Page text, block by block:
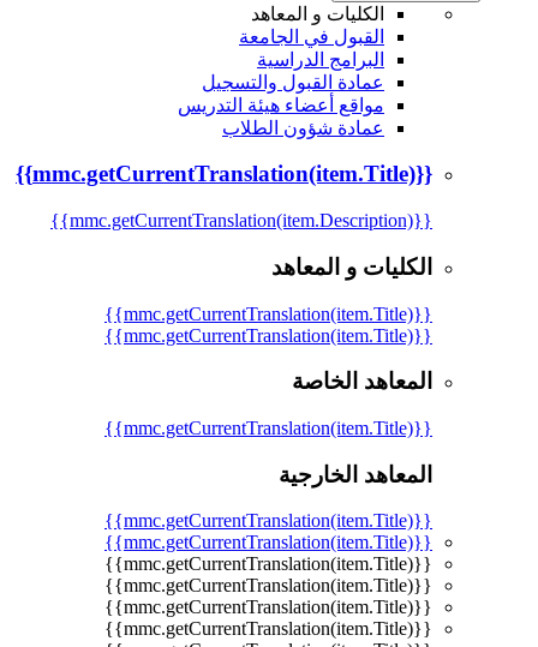
الكليات و المعاهد
القبول في الجامعة
البرامج الدراسية
عمادة القبول والتسجيل
مواقع أعضاء هيئة التدريس
عمادة شؤون الطلاب
{{mmc.getCurrentTranslation(item.Title)}}
{{mmc.getCurrentTranslation(item.Description)}}
الكليات و المعاهد
{{mmc.getCurrentTranslation(item.Title)}}
{{mmc.getCurrentTranslation(item.Title)}}
المعاهد الخاصة
{{mmc.getCurrentTranslation(item.Title)}}
المعاهد الخارجية
{{mmc.getCurrentTranslation(item.Title)}}
{{mmc.getCurrentTranslation(item.Title)}}
{{mmc.getCurrentTranslation(item.Title)}}
{{mmc.getCurrentTranslation(item.Title)}}
{{mmc.getCurrentTranslation(item.Title)}}
{{mmc.getCurrentTranslation(item.Title)}}